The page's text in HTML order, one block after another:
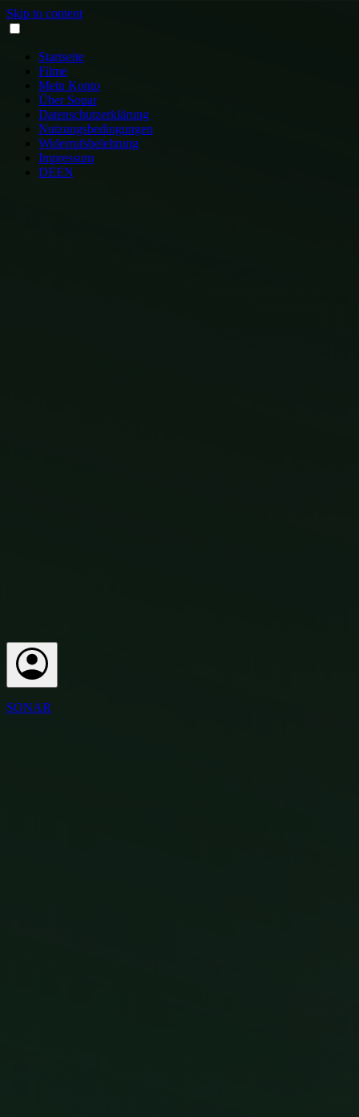
Skip to content
Startseite
Filme
Mein Konto
Über Sonar
Datenschutzerklärung
Nutzungsbedingungen
Widerrufsbelehrung
Impressum
DEEN
SONAR